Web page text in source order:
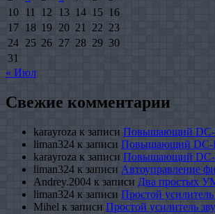
10
11 12 13 14 15 16
17 18 19 20 21 22 23
24 25 26 27 28 29 30
31
« Июл
Свежие комментарии
karayroza к записи Повышающий DC-
liman324 к записи Повышающий DC-
karayroza к записи Повышающий DC-
liman324 к записи Автоуправление
Andrey.2004 к записи Два простых
liman324 к записи Простой усилитель
Mihel к записи Простой усилитель